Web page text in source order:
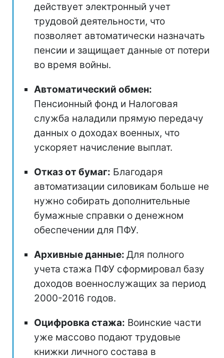
действует электронный учет
трудовой деятельности, что
позволяет автоматически назначать
пенсии и защищает данные от потери
во время войны.
Автоматический обмен:
Пенсионный фонд и Налоговая
служба наладили прямую передачу
данных о доходах военных, что
ускоряет начисление выплат.
Отказ от бумаг: Благодаря
автоматизации силовикам больше не
нужно собирать дополнительные
бумажные справки о денежном
обеспечении для ПФУ.
Архивные данные: Для полного
учета стажа ПФУ сформировал базу
доходов военнослужащих за период
2000-2016 годов.
Оцифровка стажа: Воинские части
уже массово подают трудовые
книжки личного состава в